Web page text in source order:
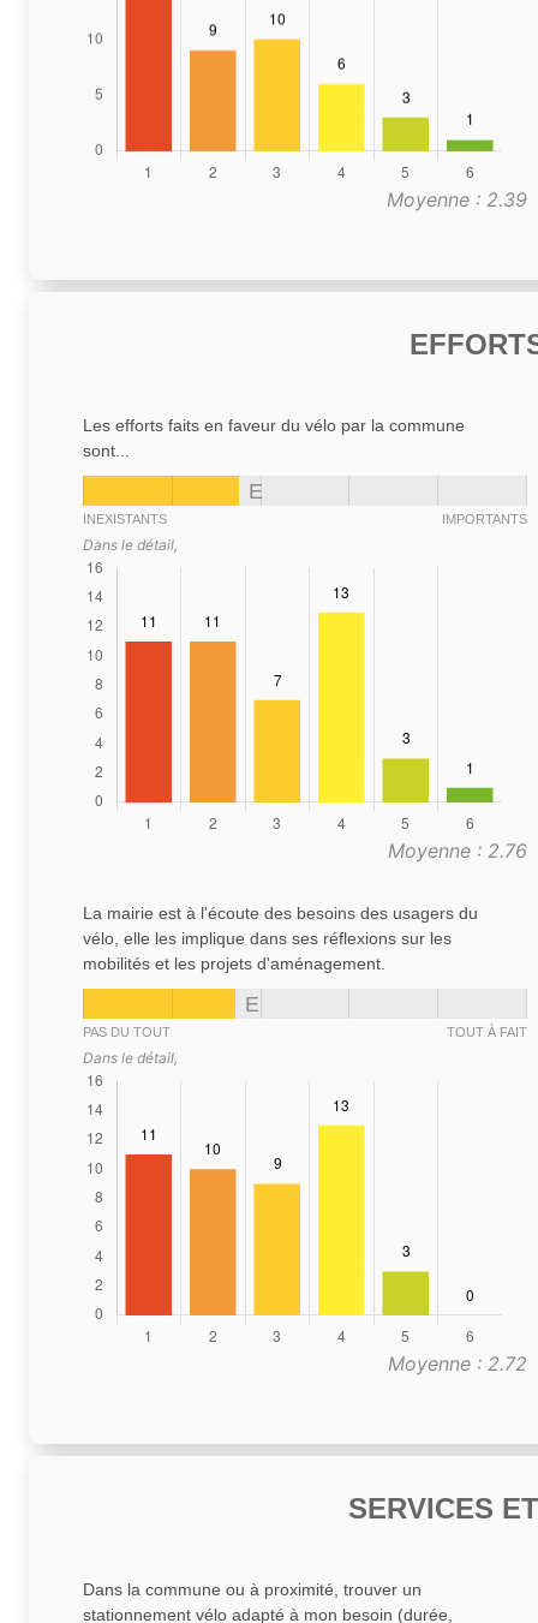
Moyenne : 2.39
Les efforts faits en faveur du vélo par la commune
sont...
E
INEXISTANTS IMPORTANTS
Dans le détail,
Moyenne : 2.76
La mairie est à l'écoute des besoins des usagers du
vélo, elle les implique dans ses réflexions sur les
mobilités et les projets d'aménagement.
E
PAS DU TOUT TOUT À FAIT
Dans le détail,
Moyenne : 2.72
SERVICES
Dans la commune ou à proximité, trouver un
stationnement vélo adapté à mon besoin (durée,